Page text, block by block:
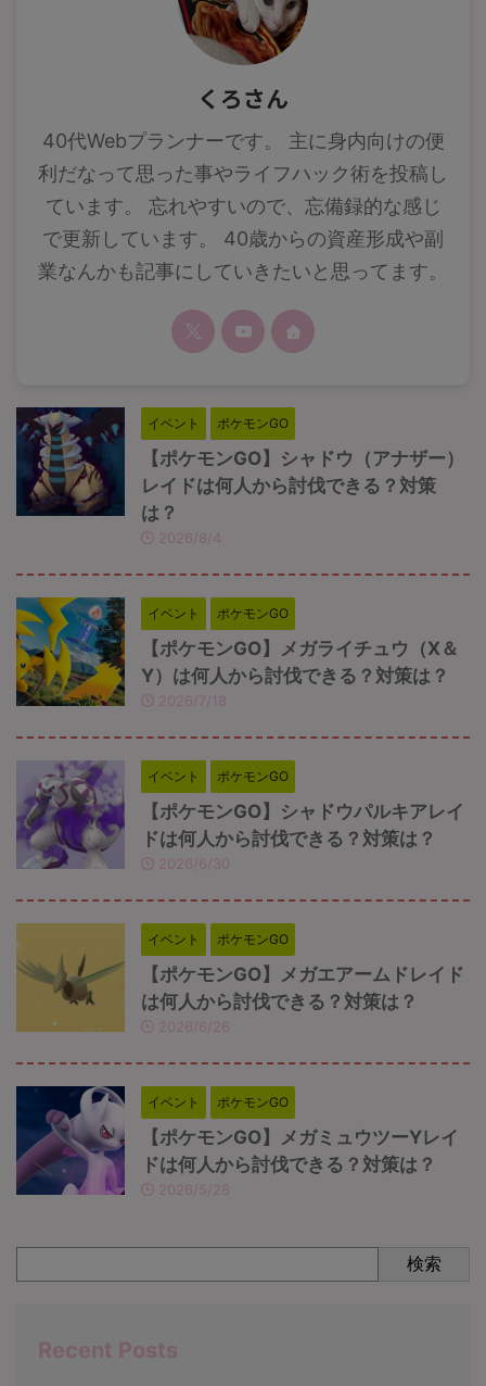
くろさん
40代Webプランナーです。 主に身内向けの便
利だなって思った事やライフハック術を投稿し
ています。 忘れやすいので、忘備録的な感じ
で更新しています。 40歳からの資産形成や副
業なんかも記事にしていきたいと思ってます。
イベント ポケモンGO
【ポケモンGO】シャドウ（アナザー）
レイドは何人から討伐できる？対策
は？
2026/8/4
イベント ポケモンGO
【ポケモンGO】メガライチュウ（X＆
Y）は何人から討伐できる？対策は？
2026/7/18
イベント ポケモンGO
【ポケモンGO】シャドウパルキアレイ
ドは何人から討伐できる？対策は？
2026/6/30
イベント ポケモンGO
【ポケモンGO】メガエアームドレイド
は何人から討伐できる？対策は？
2026/6/26
イベント ポケモンGO
【ポケモンGO】メガミュウツーYレイ
ドは何人から討伐できる？対策は？
2026/5/28
検索
Recent Posts